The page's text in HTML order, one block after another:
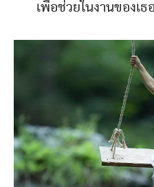
เพื่อช่วยในงานของเ